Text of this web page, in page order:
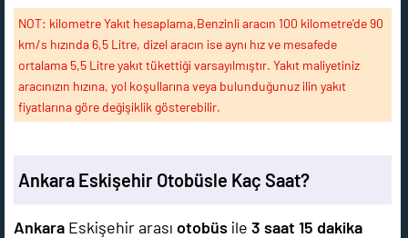
NOT: kilometre Yakıt hesaplama,Benzinli aracın 100 kilometre'de 90
km/s hızında 6,5 Litre, dizel aracın ise aynı hız ve mesafede
ortalama 5,5 Litre yakıt tükettiği varsayılmıştır. Yakıt maliyetiniz
aracınızın hızına, yol koşullarına veya bulunduğunuz ilin yakıt
fiyatlarına göre değişiklik gösterebilir.
Ankara Eskişehir Otobüsle Kaç Saat?
Ankara Eskişehir arası otobüs ile 3 saat 15 dakika